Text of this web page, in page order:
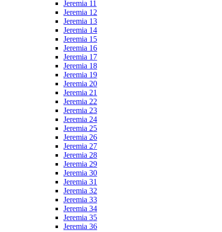
Jeremia 11
Jeremia 12
Jeremia 13
Jeremia 14
Jeremia 15
Jeremia 16
Jeremia 17
Jeremia 18
Jeremia 19
Jeremia 20
Jeremia 21
Jeremia 22
Jeremia 23
Jeremia 24
Jeremia 25
Jeremia 26
Jeremia 27
Jeremia 28
Jeremia 29
Jeremia 30
Jeremia 31
Jeremia 32
Jeremia 33
Jeremia 34
Jeremia 35
Jeremia 36